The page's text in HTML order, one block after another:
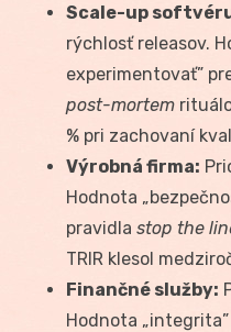
Scale-up
rýchlosť releasov.
experimentovať”
post-mortem
% pri zachovaní
Výrobná firma:
Hodnota
pravidla stop the
TRIR klesol
Finančné služby:
Hodnota